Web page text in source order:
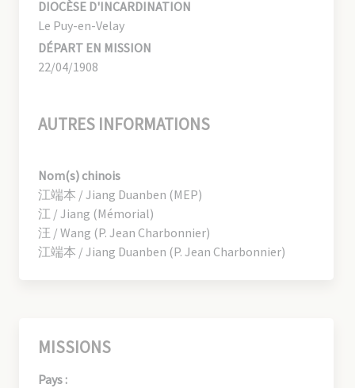
DIOCÈSE D'INCARDINATION
Le Puy-en-Velay
DÉPART EN MISSION
22/04/1908
AUTRES INFORMATIONS
Nom(s) chinois
江端本 / Jiang Duanben (MEP)
江 / Jiang (Mémorial)
汪 / Wang (P. Jean Charbonnier)
江端本 / Jiang Duanben (P. Jean Charbonnier)
MISSIONS
Pays :